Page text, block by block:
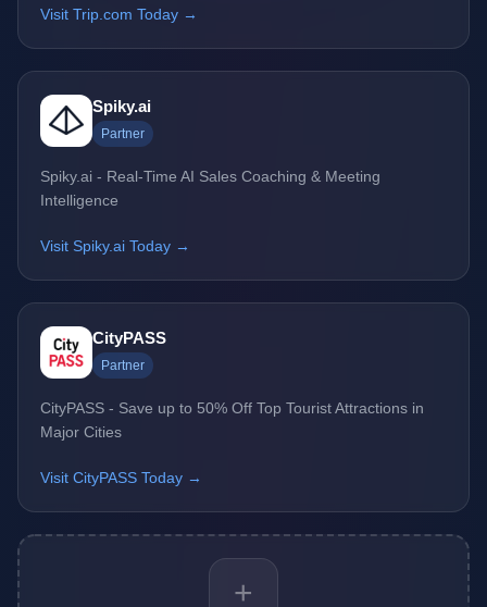
Visit Trip.com Today →
Spiky.ai
Partner
Spiky.ai - Real-Time AI Sales Coaching & Meeting
Intelligence
Visit Spiky.ai Today →
CityPASS
Partner
CityPASS - Save up to 50% Off Top Tourist Attractions in
Major Cities
Visit CityPASS Today →
+